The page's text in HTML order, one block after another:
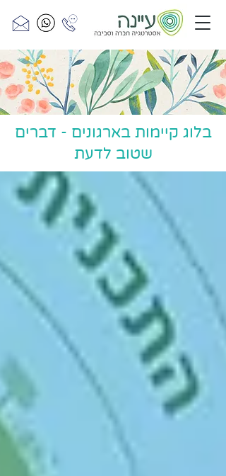
בלוג קיימות בארגונים - דברים
שטוב לדעת